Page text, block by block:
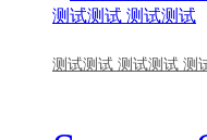
测试测试 测试测试 测